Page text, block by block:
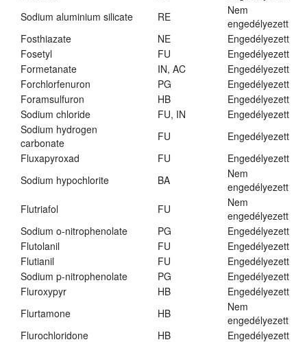
Sodium aluminium silicate
RE
Nem
engedélyezett
Fosthiazate
NE
Engedélyezett
Fosetyl
FU
Engedélyezett
Formetanate
IN, AC
Engedélyezett
Forchlorfenuron
PG
Engedélyezett
Foramsulfuron
HB
Engedélyezett
Sodium chloride
FU, IN
Engedélyezett
Sodium hydrogen
carbonate
FU
Engedélyezett
Fluxapyroxad
FU
Engedélyezett
Sodium hypochlorite
BA
Nem
engedélyezett
Flutriafol
FU
Nem
engedélyezett
Sodium o-nitrophenolate
PG
Engedélyezett
Flutolanil
FU
Engedélyezett
Flutianil
FU
Engedélyezett
Sodium p-nitrophenolate
PG
Engedélyezett
Fluroxypyr
HB
Engedélyezett
Flurtamone
HB
Nem
engedélyezett
Flurochloridone
HB
Engedélyezett